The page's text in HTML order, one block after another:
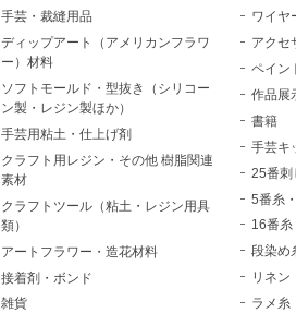
手芸・裁縫用品
ディップアート（アメリカンフラワ
ー）材料
ソフトモールド・型抜き（シリコー
ン製・レジン製ほか）
手芸用粘土・仕上げ剤
クラフト用レジン・その他 樹脂関連
素材
クラフトツール（粘土・レジン用具
類）
アートフラワー・造花材料
接着剤・ボンド
雑貨
ワイヤ
アクセ
ペイン
作品展
書籍
手芸キ
25番刺
5番糸
16番
段染め
リネン
ラメ糸